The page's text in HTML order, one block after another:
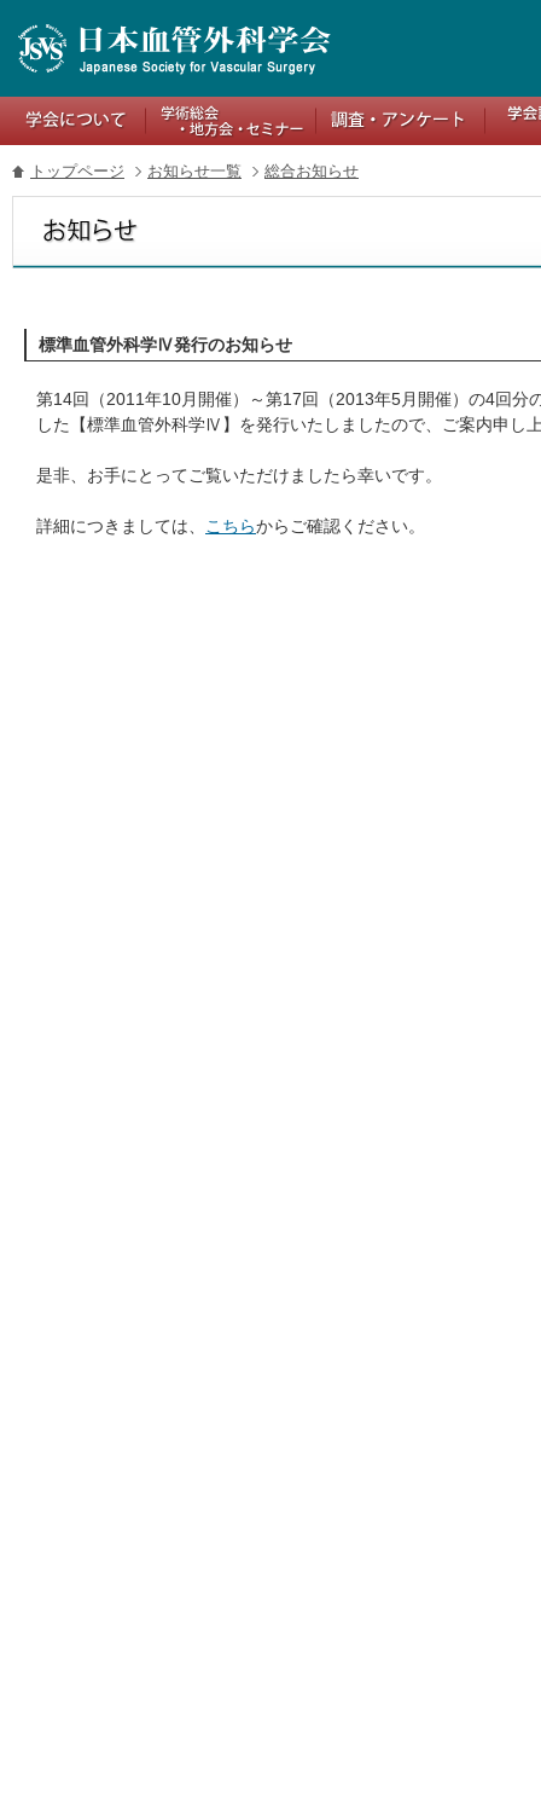
トップページ お知らせ一覧 総合お知らせ
標準血管外科学Ⅳ発行のお知らせ
第14回（2011年10月開催）～第17回（2013年5月開催）の4回分
した【標準血管外科学Ⅳ】を発行いたしましたので、ご案内申し
是非、お手にとってご覧いただけましたら幸いです。
詳細につきましては、 こちらからご確認ください。